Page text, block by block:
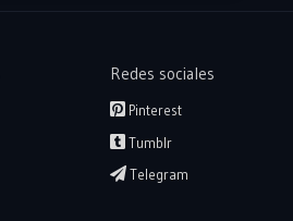
Redes sociales
Pinterest
Tumblr
Telegram